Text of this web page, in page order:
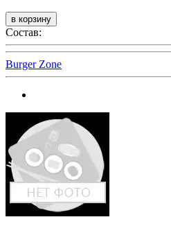
Состав:
Burger Zone